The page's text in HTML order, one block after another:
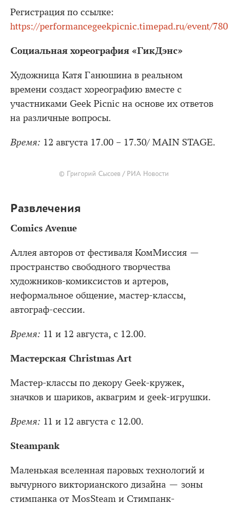
Регистрация по ссылке:
https://performancegeekpicnic.timepad.ru/event/
Социальная хореография «ГикДэнс»
Художница Катя Ганюшина в реальном
времени создаст хореографию вместе с
участниками Geek Picnic на основе их ответов
на различные вопросы.
Время: 12 августа 17.00 – 17.30/ MAIN STAGE.
© Григорий Сысоев / РИА Новости
Развлечения
Comics Avenue
Аллея авторов от фестиваля КомМиссия —
пространство свободного творчества
художников-комиксистов и артеров,
неформальное общение, мастер-классы,
автограф-сессии.
Время: 11 и 12 августа, с 12.00.
Мастерская Christmas Art
Мастер-классы по декору Geek-кружек,
значков и шариков, аквагрим и geek-игрушки.
Время: 11 и 12 августа с 12.00.
Steаmpank
Маленькая вселенная паровых технологий и
вычурного викторианского дизайна — зоны
стимпанка от MosSteam и Стимпанк-